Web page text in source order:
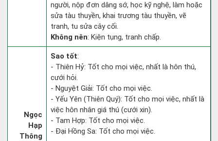
người, nộp đơn dâng sớ, học kỹ nghệ, làm hoặc
sửa tàu thuyền, khai trương tàu thuyền, vẽ
tranh, tu sửa cây cối.
Không nên: Kiện tụng, tranh chấp.
Ngọc
Hạp
Thông
Sao tốt:
- Thiên Hỷ: Tốt cho mọi việc, nhất là hôn thú,
cưới hỏi.
- Nguyệt Giải: Tốt cho mọi việc.
- Yếu Yên (Thiên Quý): Tốt cho mọi việc, nhất là
việc hôn nhân giá thú (cưới xin).
- Tam Hợp: Tốt cho mọi việc.
- Đại Hồng Sa: Tốt cho mọi việc.